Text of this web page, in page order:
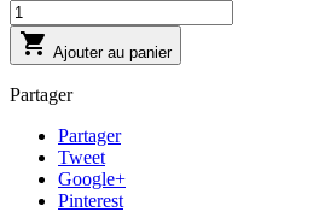
 Ajouter au panier
Partager
Partager
Tweet
Google+
Pinterest